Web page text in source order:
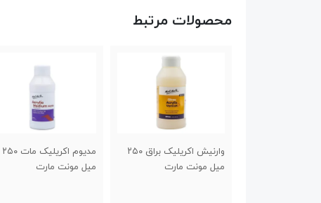
محصولات مرتبط
مدیوم اکریلیک مات ۲۵۰
میل مونت مارت
مدیوم روان کننده اکریلیک
مونت مارت